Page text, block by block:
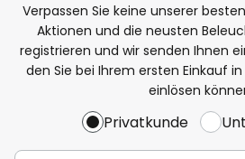
Verpassen Sie keine unserer
Aktionen und die neusten
registrieren und wir senden Ihnen
den Sie bei Ihrem ersten Einkauf
einlösen
Privatkunde